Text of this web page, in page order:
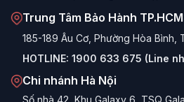
Trung Tâm Bảo Hành
185-189 Âu Cơ, Phường Hòa Bình,
HOTLINE: 1900 633 675 (Line
Chi nhánh Hà Nội
Số nhà 42, Khu Galaxy 6, TSQ